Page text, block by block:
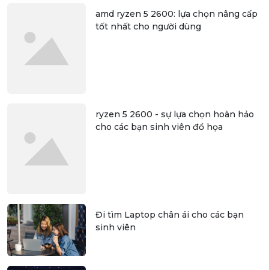
amd ryzen 5 2600: lựa chọn nâng cấp
tốt nhất cho người dùng
ryzen 5 2600 - sự lựa chọn hoàn hảo
cho các bạn sinh viên đồ họa
Đi tìm Laptop chân ái cho các bạn
sinh viên